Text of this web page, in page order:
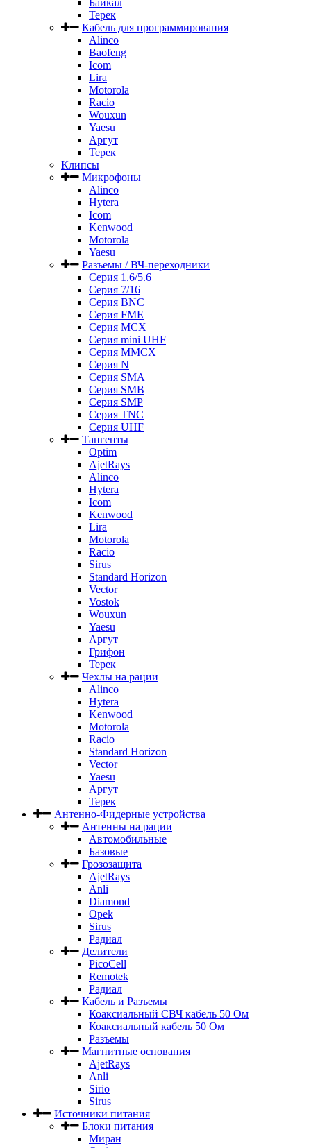
Байкал
Терек
Кабель для программирования
Alinco
Baofeng
Icom
Lira
Motorola
Racio
Wouxun
Yaesu
Аргут
Терек
Клипсы
Микрофоны
Alinco
Hytera
Icom
Kenwood
Motorola
Yaesu
Разъемы / ВЧ-переходники
Серия 1.6/5.6
Серия 7/16
Серия BNC
Серия FME
Серия MCX
Серия mini UHF
Серия MMCX
Серия N
Серия SMA
Серия SMB
Серия SMP
Серия TNC
Серия UHF
Тангенты
Optim
AjetRays
Alinco
Hytera
Icom
Kenwood
Lira
Motorola
Racio
Sirus
Standard Horizon
Vector
Vostok
Wouxun
Yaesu
Аргут
Грифон
Терек
Чехлы на рации
Alinco
Hytera
Kenwood
Motorola
Racio
Standard Horizon
Vector
Yaesu
Аргут
Терек
Антенно-Фидерные устройства
Антенны на рации
Автомобильные
Базовые
Грозозащита
AjetRays
Anli
Diamond
Opek
Sirus
Радиал
Делители
PicoCell
Remotek
Радиал
Кабель и Разъемы
Коаксиальный СВЧ кабель 50 Ом
Коаксиальный кабель 50 Ом
Разъемы
Магнитные основания
AjetRays
Anli
Sirio
Sirus
Источники питания
Блоки питания
Миран